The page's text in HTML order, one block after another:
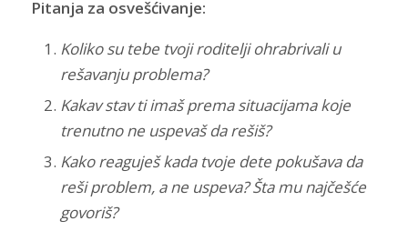
Pitanja za osvešćivanje:
Koliko su tebe tvoji roditelji ohrabrivali u
rešavanju problema?
Kakav stav ti imaš prema situacijama koje
trenutno ne uspevaš da rešiš?
Kako reaguješ kada tvoje dete pokušava da
reši problem, a ne uspeva? Šta mu najčešće
govoriš?